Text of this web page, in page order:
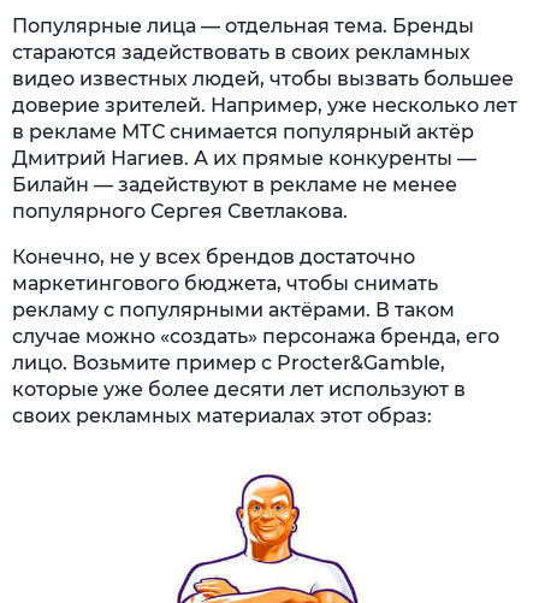
Популярные лица — отдельная тема. Бренды
стараются задействовать в своих рекламных
видео известных людей, чтобы вызвать большее
доверие зрителей. Например, уже несколько лет
в рекламе МТС снимается популярный актёр
Дмитрий Нагиев. А их прямые конкуренты —
Билайн — задействуют в рекламе не менее
популярного Сергея Светлакова.
Конечно, не у всех брендов достаточно
маркетингового бюджета, чтобы снимать
рекламу с популярными актёрами. В таком
случае можно «создать» персонажа бренда, его
лицо. Возьмите пример с Procter&Gamble,
которые уже более десяти лет используют в
своих рекламных материалах этот образ: